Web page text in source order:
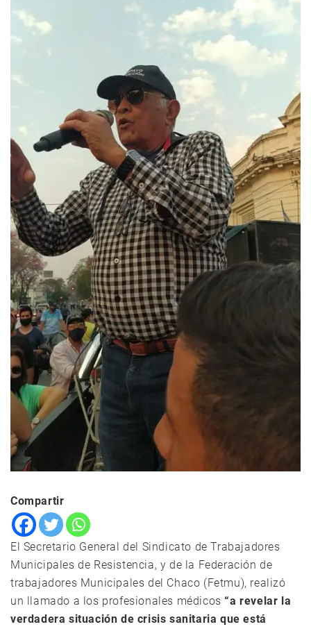
Compartir
El Secretario General del Sindicato de Trabajadores
Municipales de Resistencia, y de la Federación de
trabajadores Municipales del Chaco (Fetmu), realizó
un llamado a los profesionales médicos“a revelar la
verdadera situación de crisis sanitaria que está